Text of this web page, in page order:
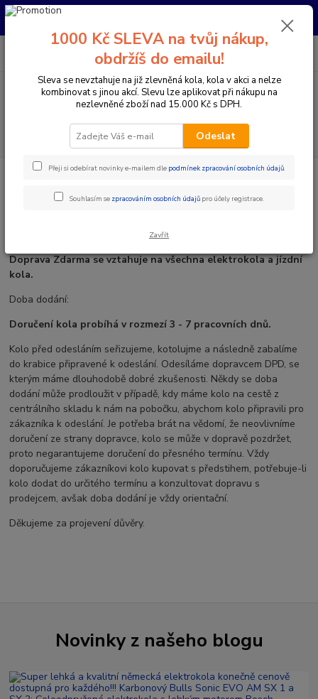
Pro nachystání kola / doplňků na prodejně si prosím zavolejte dopředu.
Menu
CZK
PO-PÁ 10:00-17:00 | SO: 9:00-12:00
Novinky DOPRAVA / DOBA DODÁNÍ
DOPRAVA / DOBA DODÁNÍ
Doprava Zdarma se vztahuje na všechna elektrokola a jízdní
kola.
Doba dodání:
Doručení kola probíhá v rozmezí 3 - 7 pracovních dnů.
Kolo před odesláním seřizujeme, kotolujme a následně zabalíme
do krabice připravené k odeslání. Odesíláme dopravcem DPD, se
kterým máme dlouhodobě dobré zkušenosti. Někdy se doba
dodání může prodloužit v případě, kdy máme kolo na cestě z
centrálního skladu k nám na pobočku, abychom kolo připravili pro
zákazníka k odeslání. Je potřeba brát na vědomí, že neovlivníme
doručení ze strany dopravce, kolo se může v dopravě pozdržet,
proto negarantujeme doručení do přesného termínu. Vždy
doporučujeme zákazníkovi kolo kupovat s předstihem, potřebuje-li
kolo dodat do určitého termínu a konzultovat dopravu s
prodejcem, avšak doba dodání je vždy orientační.
Děkujeme za projevení důvěry.
Novinky z našeho blogu
1000 Kč SLEVA na tvůj nákup,
obdržíš do emailu!
Sleva se nevztahuje na již zlevněná kola, kola v akci a nelze
kombinovat s jinou akcí. Slevu lze aplikovat při nákupu na
nezlevněné zboží nad 15.000 Kč s DPH.
Odeslat
Přeji si odebírat novinky e-mailem dle podmínek zpracování osobních údajů.
Souhlasím se zpracováním osobních údajů pro účely registrace.
Zavřít